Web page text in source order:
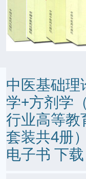
中医基础理
学+方剂学
行业高等教
套装共4册
电子书 下